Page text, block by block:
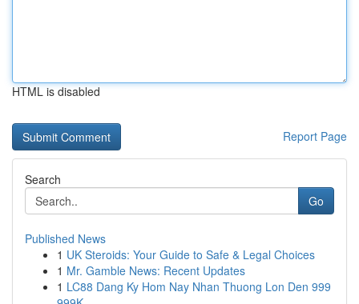
HTML is disabled
Report Page
Search
Go
Published News
1 UK Steroids: Your Guide to Safe & Legal Choices
1 Mr. Gamble News: Recent Updates
1 LC88 Dang Ky Hom Nay Nhan Thuong Lon Den 999